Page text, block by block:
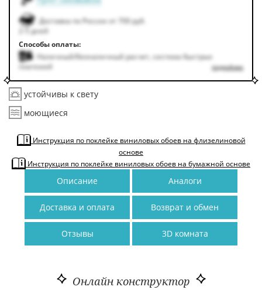
Доставка по России от 700 руб.
2-5 дней
Способы оплаты:
Наличный/безналичный расчет, система быстрых
платежей
подробнее
устойчивы к свету
моющиеся
Инструкция по поклейке виниловых обоев на флизелиновой
основе
Инструкция по поклейке виниловых обоев на бумажной основе
Описание Аналоги
Доставка и оплата Возврат и обмен
Отзывы 3D комната
Онлайн конструктор